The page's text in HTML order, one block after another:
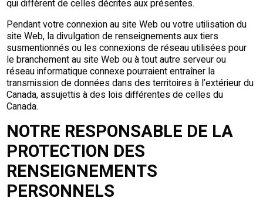
qui diffèrent de celles décrites aux présentes.
Pendant votre connexion au site Web ou votre utilisation du
site Web, la divulgation de renseignements aux tiers
susmentionnés ou les connexions de réseau utilisées pour
le branchement au site Web ou à tout autre serveur ou
réseau informatique connexe pourraient entraîner la
transmission de données dans des territoires à l’extérieur du
Canada, assujettis à des lois différentes de celles du
Canada.
NOTRE RESPONSABLE DE LA
PROTECTION DES
RENSEIGNEMENTS
PERSONNELS